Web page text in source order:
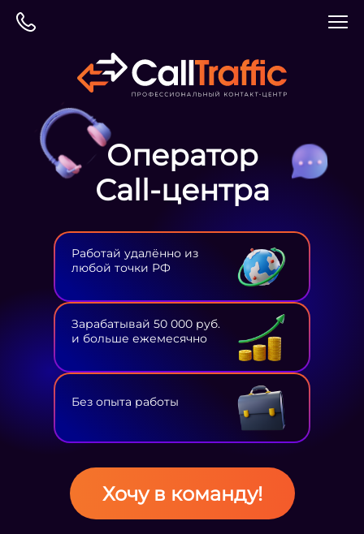
Оператор
Сall-центра
Работай удалённо из
любой точки РФ
Зарабатывай 50 000 руб.
и больше ежемесячно
Без опыта работы
Хочу в команду!